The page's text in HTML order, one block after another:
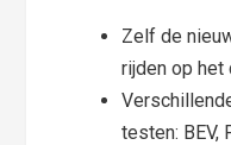
Zelf de
rijden op het
testen: BEV,